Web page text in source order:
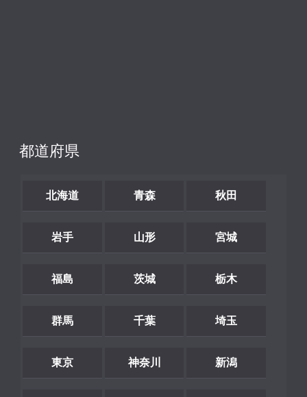
都道府県
北海道 青森 秋田
岩手 山形 宮城
福島 茨城 栃木
群馬 千葉 埼玉
東京 神奈川 新潟